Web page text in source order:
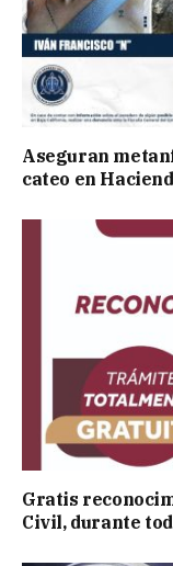
Aseguran
cateo en
Gratis
Civil, durante